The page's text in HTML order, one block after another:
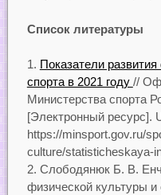
Список литературы
Показатели
спорта в 2021 году //
Министерства спорта
[Электронный ресурс].
https://minsport.gov.ru/
culture/statisticheskaya-
Слободянюк Б. В.
физической культуры